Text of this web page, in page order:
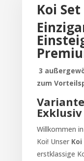
Koi Set
3
zum
Exklusiv
Willkommen
Koi! Unser Koi
erstklassige